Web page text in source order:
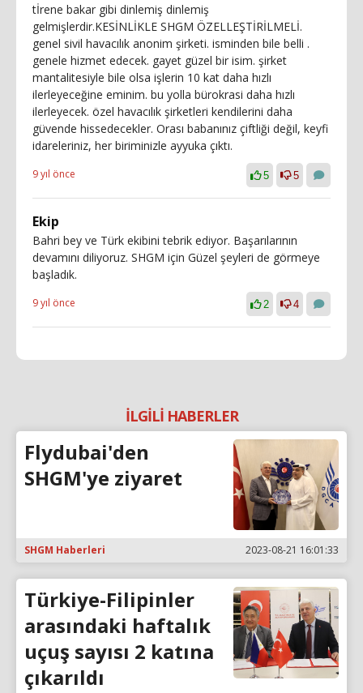
tİrene bakar gibi dinlemiş dinlemiş
gelmişlerdir.KESİNLİKLE SHGM ÖZELLEŞTİRİLMELİ.
genel sivil havacılık anonim şirketi. isminden bile belli .
genele hizmet edecek. gayet güzel bir isim. şirket
mantalitesiyle bile olsa işlerin 10 kat daha hızlı
ilerleyeceğine eminim. bu yolla bürokrasi daha hızlı
ilerleyecek. özel havacılık şirketleri kendilerini daha
güvende hissedecekler. Orası babanınız çiftliği değil, keyfi
idareleriniz, her biriminizle ayyuka çıktı.
9 yıl önce 5 5
Ekip
Bahri bey ve Türk ekibini tebrik ediyor. Başarılarının
devamını diliyoruz. SHGM için Güzel şeyleri de görmeye
başladık.
9 yıl önce 2 4
İLGİLİ HABERLER
Flydubai'den
SHGM'ye ziyaret
SHGM Haberleri 2023-08-21 16:01:33
Türkiye-Filipinler
arasındaki haftalık
uçuş sayısı 2 katına
çıkarıldı